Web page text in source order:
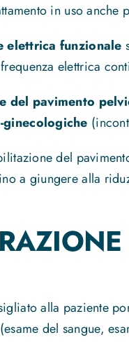
in uso
elettrica funzionale
elettrica
del pavimento
del
a giungere alla
alla paziente
del sangue,